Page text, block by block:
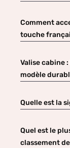
Comment
touche
Valise cabine
modèle
Quelle est la
Quel est le
classement